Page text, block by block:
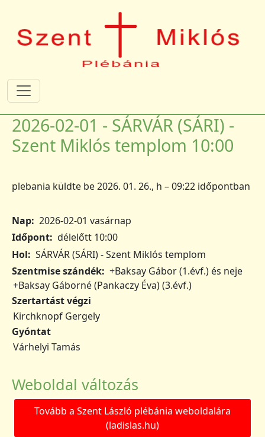
2026-02-01 - SÁRVÁR (SÁRI) -
Szent Miklós templom 10:00
plebania küldte be2026. 01. 26., h – 09:22 időpontban
Nap 2026-02-01 vasárnap
Időpont délelőtt 10:00
Hol
SÁRVÁR (SÁRI) - Szent Miklós templom
Szentmise szándék +Baksay Gábor (1.évf.) és neje
+Baksay Gáborné (Pankaczy Éva) (3.évf.)
Szertartást végzi
Kirchknopf Gergely
Gyóntat
Várhelyi Tamás
Weboldal változás
Tovább a Szent László plébánia weboldalára
(ladislas.hu)